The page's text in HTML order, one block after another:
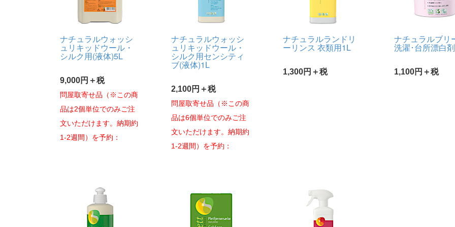
ナチュラルウォッシ
ュリキッドウール・
シルク用(液体)5L
9,000円＋税
問屋取寄せ品（※この商
品は2個単位でのみご注
文いただけます。納期約
1-2週間）を予約：
ナチュラルウォッシ
ュリキッドウール・
シルク用センシティ
ブ(液体)1L
2,100円＋税
問屋取寄せ品（※この商
品は6個単位でのみご注
文いただけます。納期約
1-2週間）を予約：
ナチュラルランドリ
ーリンス 衣類用1L
1,300円＋税
ナチュラルブリ
洗濯･台所漂白
1,100円＋税